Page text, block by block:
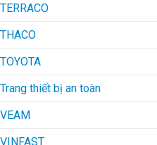
TERRACO
THACO
TOYOTA
Trang thiết bị an toàn
VEAM
VINFAST